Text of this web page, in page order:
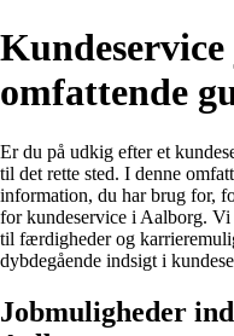
omfattende
Er du på udkig efter et
til det rette sted. I denne
information, du har brug for,
for kundeservice i Aalborg.
til færdigheder og
dybdegående indsigt i
Jobmuligheder